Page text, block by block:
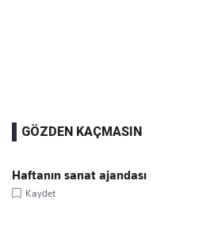
GÖZDEN KAÇMASIN
Haftanın sanat ajandası
Kaydet